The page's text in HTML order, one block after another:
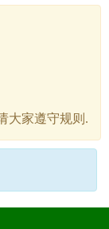
大家遵守规则.